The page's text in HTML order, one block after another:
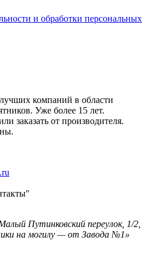
и обработки персональных
компаний в области
Уже более 15 лет.
заказать от производителя.
Путинковский переулок, 1/2,
на могилу — от Завода №1»